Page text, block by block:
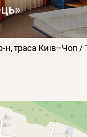
)
н, траса Київ–Чоп /